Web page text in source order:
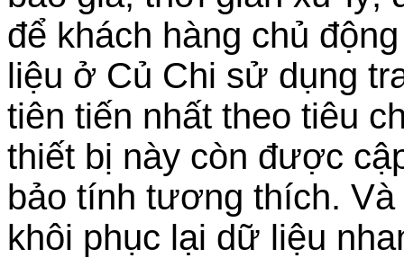
để khách hàng chủ
liệu ở Củ Chi sử dụng
tiên tiến nhất theo tiêu
thiết bị này còn được
bảo tính tương thích.
khôi phục lại dữ liệu